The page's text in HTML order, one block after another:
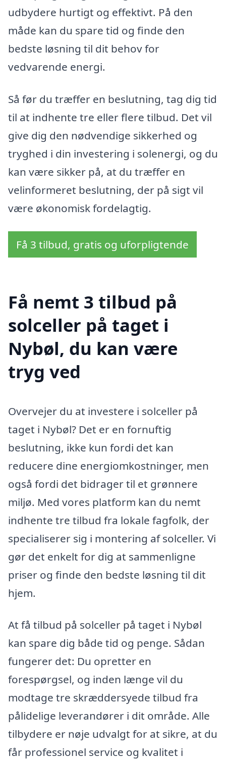
udbydere hurtigt og effektivt. På den
måde kan du spare tid og finde den
bedste løsning til dit behov for
vedvarende energi.
Så før du træffer en beslutning, tag dig tid
til at indhente tre eller flere tilbud. Det vil
give dig den nødvendige sikkerhed og
tryghed i din investering i solenergi, og du
kan være sikker på, at du træffer en
velinformeret beslutning, der på sigt vil
være økonomisk fordelagtig.
Få 3 tilbud, gratis og uforpligtende
Få nemt 3 tilbud på
solceller på taget i
Nybøl, du kan være
tryg ved
Overvejer du at investere i solceller på
taget i Nybøl? Det er en fornuftig
beslutning, ikke kun fordi det kan
reducere dine energiomkostninger, men
også fordi det bidrager til et grønnere
miljø. Med vores platform kan du nemt
indhente tre tilbud fra lokale fagfolk, der
specialiserer sig i montering af solceller. Vi
gør det enkelt for dig at sammenligne
priser og finde den bedste løsning til dit
hjem.
At få tilbud på solceller på taget i Nybøl
kan spare dig både tid og penge. Sådan
fungerer det: Du opretter en
forespørgsel, og inden længe vil du
modtage tre skræddersyede tilbud fra
pålidelige leverandører i dit område. Alle
tilbydere er nøje udvalgt for at sikre, at du
får professionel service og kvalitet i